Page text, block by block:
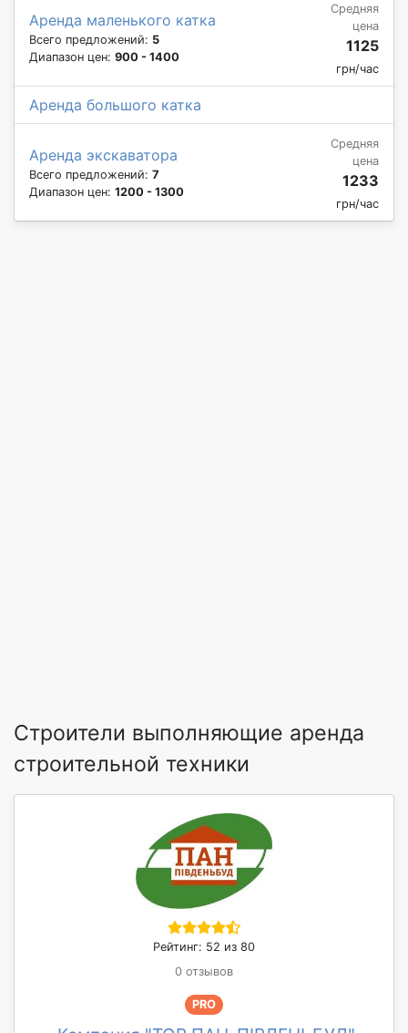
Аренда маленького катка
Всего предложений: 5
Диапазон цен: 900 - 1400
Средняя
цена
1125
грн/час
Аренда большого катка
Аренда экскаватора
Всего предложений: 7
Диапазон цен: 1200 - 1300
Средняя
цена
1233
грн/час
Строители выполняющие аренда
строительной техники
Рейтинг: 52 из 80
0 отзывов
PRO